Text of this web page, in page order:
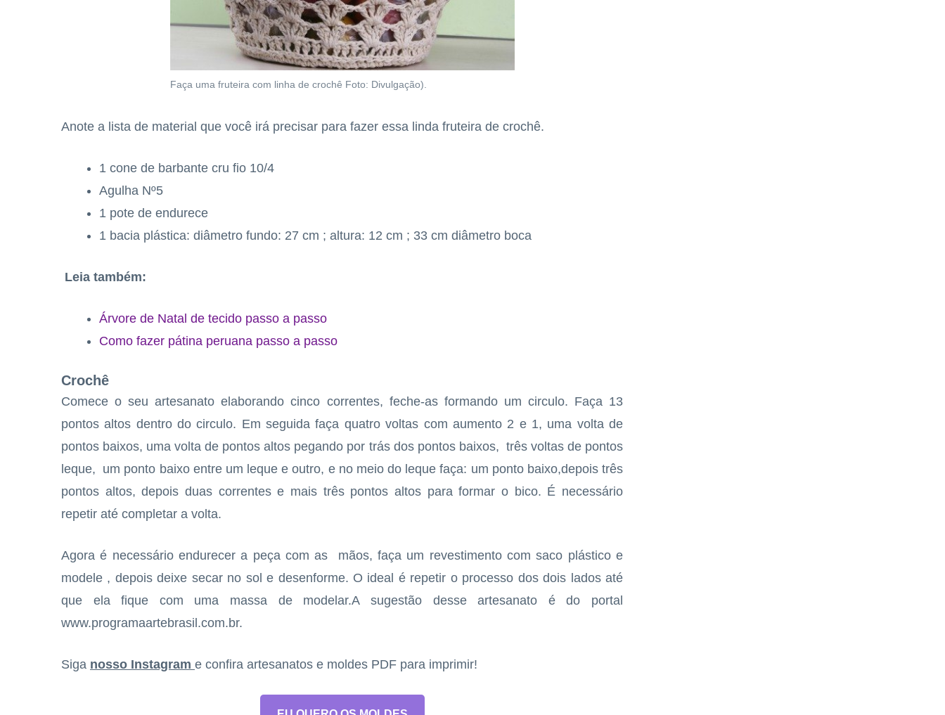
Faça uma fruteira com linha de crochê Foto: Divulgação).
Anote a lista de material que você irá precisar para fazer essa linda fruteira de crochê.
1 cone de barbante cru fio 10/4
Agulha Nº5
1 pote de endurece
1 bacia plástica: diâmetro fundo: 27 cm ; altura: 12 cm ; 33 cm diâmetro boca
Leia também:
Árvore de Natal de tecido passo a passo
Como fazer pátina peruana passo a passo
Crochê
Comece o seu artesanato elaborando cinco correntes, feche-as formando um circulo. Faça 13
pontos altos dentro do circulo. Em seguida faça quatro voltas com aumento 2 e 1, uma volta de
pontos baixos, uma volta de pontos altos pegando por trás dos pontos baixos, três voltas de pontos
leque, um ponto baixo entre um leque e outro, e no meio do leque faça: um ponto baixo,depois três
pontos altos, depois duas correntes e mais três pontos altos para formar o bico. É necessário
repetir até completar a volta.
Agora é necessário endurecer a peça com as mãos, faça um revestimento com saco plástico e
modele , depois deixe secar no sol e desenforme. O ideal é repetir o processo dos dois lados até
que ela fique com uma massa de modelar.A sugestão desse artesanato é do portal
www.programaartebrasil.com.br.
Siga nosso Instagram e confira artesanatos e moldes PDF para imprimir!